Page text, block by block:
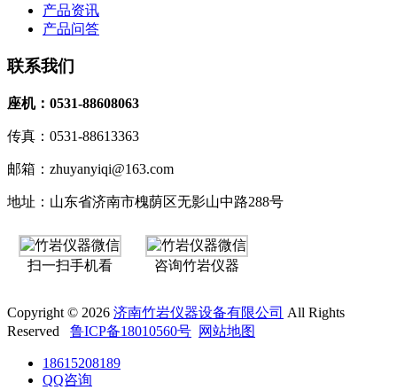
产品资讯
产品问答
联系我们
座机：0531-88608063
传真：0531-88613363
邮箱：zhuyanyiqi@163.com
地址：山东省济南市槐荫区无影山中路288号
扫一扫手机看 咨询竹岩仪器
Copyright © 2026 济南竹岩仪器设备有限公司 All Rights
Reserved 鲁ICP备18010560号 网站地图
18615208189
QQ咨询